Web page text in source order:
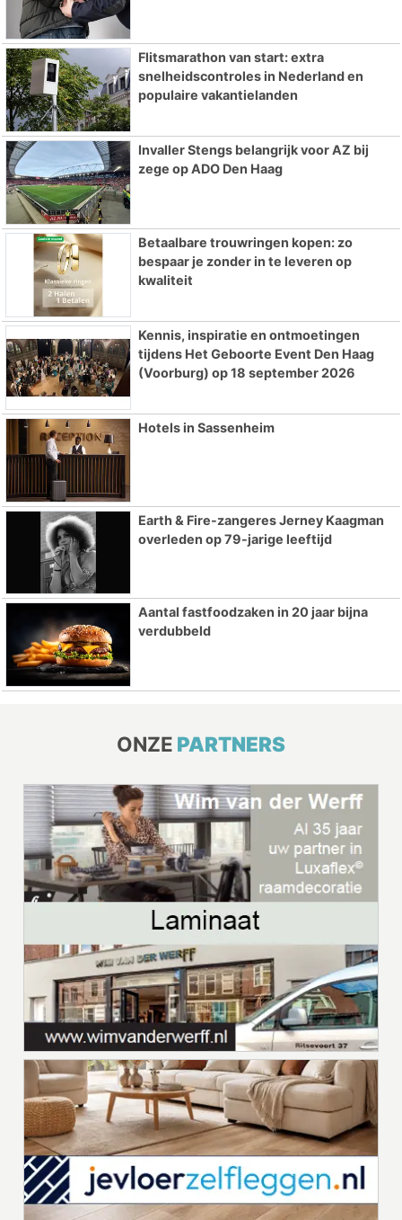
Flitsmarathon van start: extra
snelheidscontroles in Nederland en
populaire vakantielanden
Invaller Stengs belangrijk voor AZ bij
zege op ADO Den Haag
Betaalbare trouwringen kopen: zo
bespaar je zonder in te leveren op
kwaliteit
Kennis, inspiratie en ontmoetingen
tijdens Het Geboorte Event Den Haag
(Voorburg) op 18 september 2026
Hotels in Sassenheim
Earth & Fire-zangeres Jerney Kaagman
overleden op 79-jarige leeftijd
Aantal fastfoodzaken in 20 jaar bijna
verdubbeld
ONZE PARTNERS